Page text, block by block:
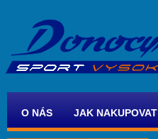
O NÁS JAK NAKUPOVAT